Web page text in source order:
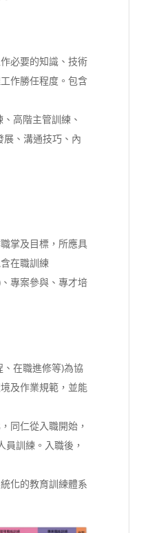
必要的知識、技術
作勝任程度。包含
高階主管訓練、
展、溝通技巧、內
掌及目標，所應具
在職訓練
專案參與、專才培
在職進修等)為協
及作業規範，並能
同仁從入職開始，
員訓練。入職後，
化的教育訓練體系